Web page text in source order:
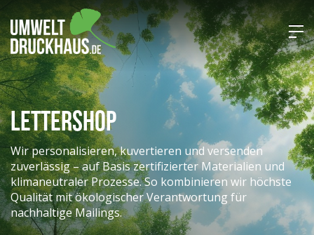
Lettershop
Wir personalisieren, kuvertieren und versenden
zuverlässig – auf Basis zertifizierter Materialien und
klimaneutraler Prozesse. So kombinieren wir höchste
Qualität mit ökologischer Verantwortung für
nachhaltige Mailings.